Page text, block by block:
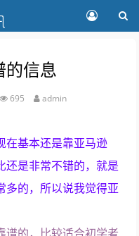
的信息
695 admin
在基本还是靠亚马逊
还是非常不错的，就是
多的，所以说我觉得亚
谱的，比较适合初学者